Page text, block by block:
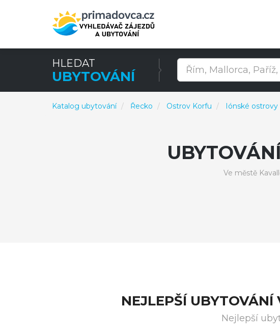
HLEDAT
UBYTOVÁNÍ
Katalog ubytování Řecko Ostrov Korfu Iónské ostrovy
Ve městě
NEJLEPŠÍ UBYTOVÁNÍ
Nejlepší